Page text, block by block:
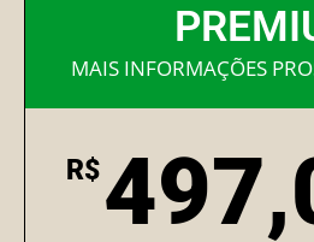
MAIS INFORMAÇÕES
R$